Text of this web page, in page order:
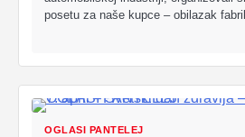
posetu za naše kupce – obilazak
OGLASI PANTELEJ